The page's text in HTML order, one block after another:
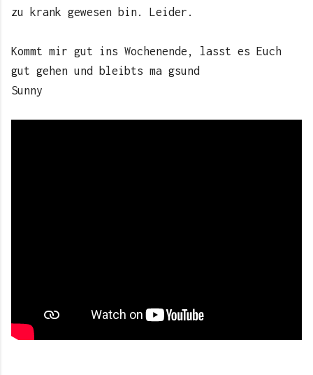
zu krank gewesen bin. Leider.
Kommt mir gut ins Wochenende, lasst es Euch
gut gehen und bleibts ma gsund
Sunny